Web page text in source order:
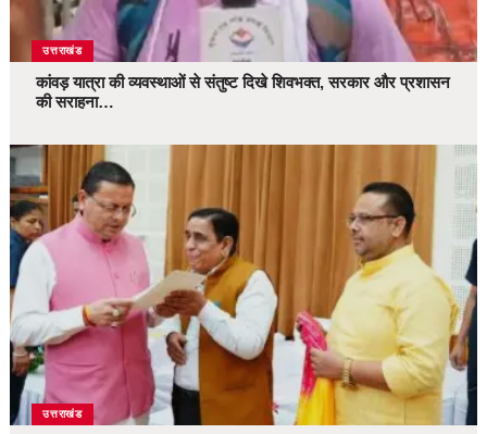
उत्तराखंड
कांवड़ यात्रा की व्यवस्थाओं से संतुष्ट दिखे शिवभक्त, सरकार और प्रशासन
की सराहना…
उत्तराखंड